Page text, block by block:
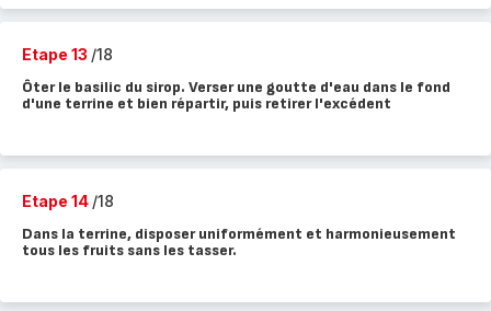
Etape 13 /18
Ôter le basilic du sirop. Verser une goutte d'eau dans le fond
d'une terrine et bien répartir, puis retirer l'excédent
Etape 14 /18
Dans la terrine, disposer uniformément et harmonieusement
tous les fruits sans les tasser.